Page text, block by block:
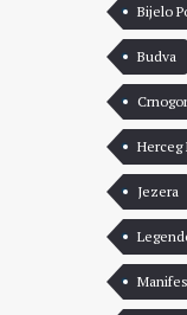
Bijelo
Budva
Herceg
Jezera